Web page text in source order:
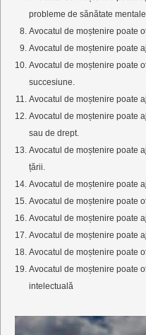
probleme de sănătate mentale.
Avocatul de moștenire poate
Avocatul de moștenire poate
Avocatul de moștenire poate
succesiune.
Avocatul de moștenire poate
Avocatul de moștenire poate
sau de drept.
Avocatul de moștenire poate
țării.
Avocatul de moștenire poate
Avocatul de moștenire poate
Avocatul de moștenire poate
Avocatul de moștenire poate
Avocatul de moștenire poate
Avocatul de moștenire poate
intelectuală